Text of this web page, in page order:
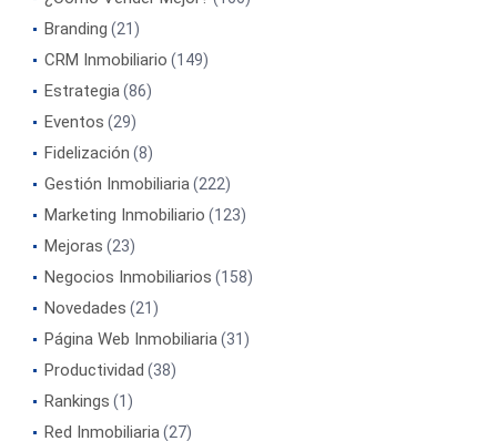
Branding (21)
CRM Inmobiliario (149)
Estrategia(86)
Eventos (29)
Fidelización (8)
Gestión Inmobiliaria(222)
Marketing Inmobiliario (123)
Mejoras (23)
Negocios Inmobiliarios (158)
Novedades (21)
Página Web Inmobiliaria(31)
Productividad (38)
Rankings (1)
Red Inmobiliaria(27)